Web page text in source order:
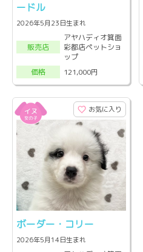
ードル
2026年5月23日生まれ
販売店
アヤハディオ箕面
彩都店ペットショ
ップ
価格
121,000円
お気に入り
ボーダー・コリー
2026年5月14日生まれ